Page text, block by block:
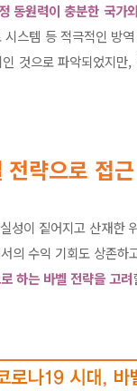
동원력이 충분한 국가
스템 등 적극적인 방
것으로 파악되었지
략으로 접근
성이 짙어지고 산재한
의 수익 기회도 상존
하는 바벨 전략을 고려